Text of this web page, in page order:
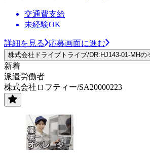
交通費支給
未経験OK
詳細を見る 応募画面に進む
株式会社ドライブトライブ/DR:HJ143-01-MHの
新着
派遣労働者
株式会社ロフティー/SA20000223